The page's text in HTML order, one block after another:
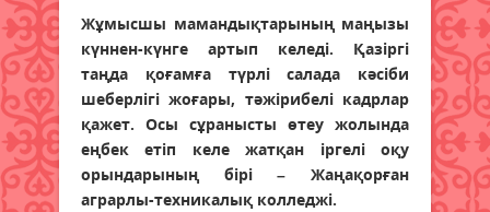
Жұмысшы мамандықтарының маңызы
күннен-күнге артып келеді. Қазіргі
таңда қоғамға түрлі салада кәсіби
шеберлігі жоғары, тәжірибелі кадрлар
қажет. Осы сұранысты өтеу жолында
еңбек етіп келе жатқан іргелі оқу
орындарының бірі – Жаңақорған
аграрлы-техникалық колледжі.